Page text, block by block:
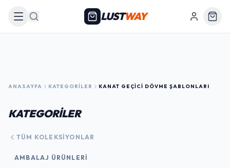
Arama LUSTWAY
ANASAYFA KATEGORILER KANAT GEÇICI DÖVME ŞABLONLARI
KATEGORİLER
TÜM KOLEKSIYONLAR
AMBALAJ ÜRÜNLERI